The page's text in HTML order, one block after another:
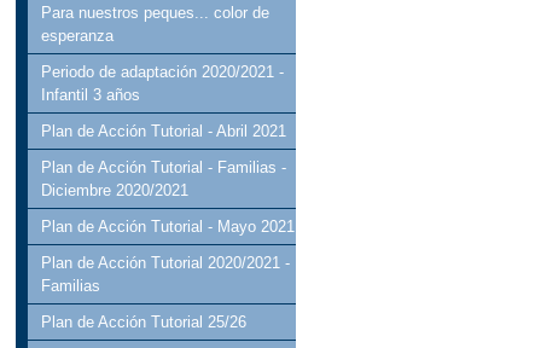
Para nuestros peques... color de
esperanza
Periodo de adaptación 2020/2021 -
Infantil 3 años
Plan de Acción Tutorial - Abril 2021
Plan de Acción Tutorial - Familias -
Diciembre 2020/2021
Plan de Acción Tutorial - Mayo 2021
Plan de Acción Tutorial 2020/2021 -
Familias
Plan de Acción Tutorial 25/26